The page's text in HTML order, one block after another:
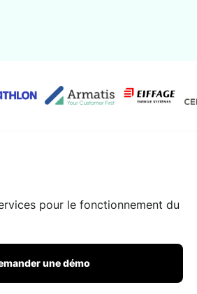
pour le fonctionnement du
une démo